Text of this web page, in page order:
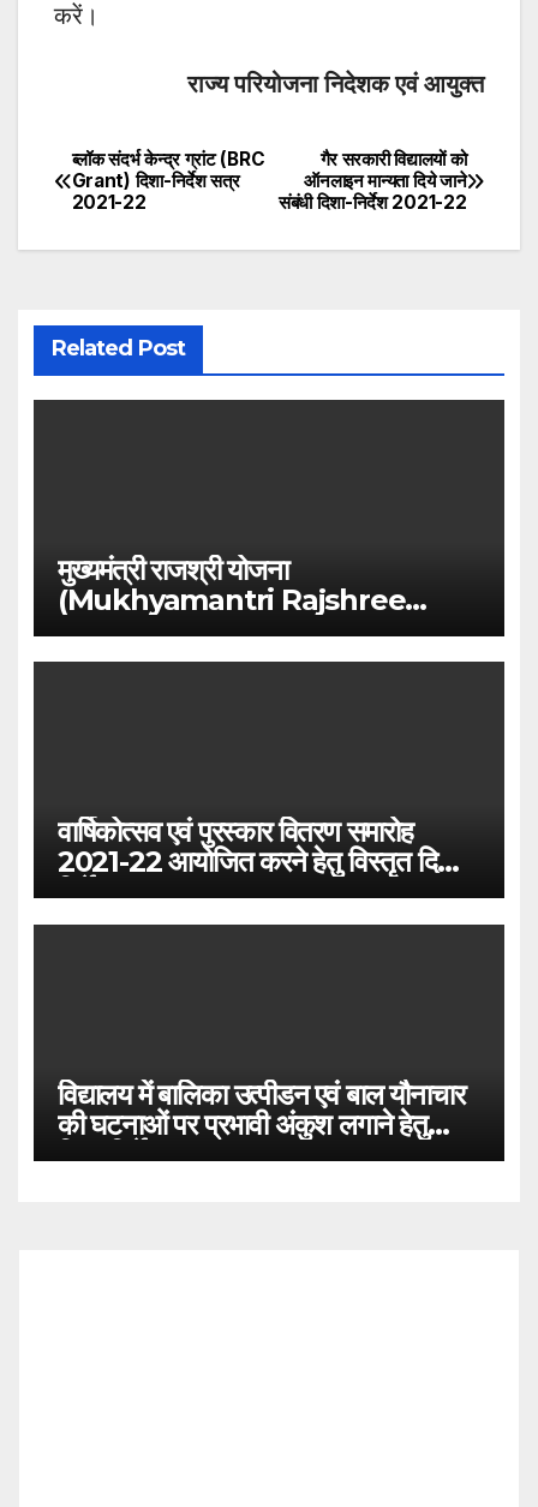
करें।
राज्य परियोजना निदेशक एवं आयुक्त
Post
navigation
गैर सरकारी विद्यालयों को
ऑनलाइन मान्यता दिये जाने
संबंधी दिशा-निर्देश 2021-22
ब्लॉक संदर्भ केन्द्र ग्रांट (BRC
Grant) दिशा-निर्देश सत्र
2021-22
Related Post
मुख्यमंत्री राजश्री योजना
(Mukhyamantri Rajshree
Yojna)
वार्षिकोत्सव एवं पुरस्कार वितरण समारोह
2021-22 आयोजित करने हेतु विस्तृत दिशा-
निर्देश
विद्यालय में बालिका उत्पीडन एवं बाल यौनाचार
की घटनाओं पर प्रभावी अंकुश लगाने हेतु
दिशा-निर्देश